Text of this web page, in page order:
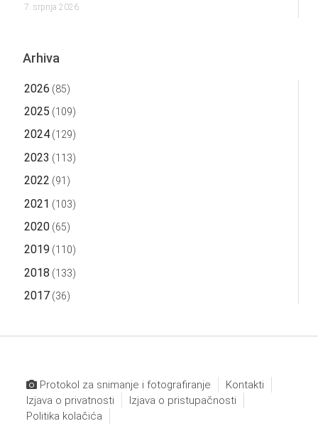
7. srpnja 2026.
Arhiva
2026 (85)
2025 (109)
2024(129)
2023 (113)
2022 (91)
2021 (103)
2020(65)
2019 (110)
2018 (133)
2017(36)
Protokol za snimanje i fotografiranje
Kontakti
Izjava o privatnosti
Izjava o pristupačnosti
Politika kolačića